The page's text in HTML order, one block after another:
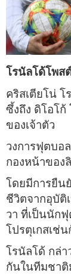
โรนัลโด้โพส
คริสเตียโน่
ซึ้งถึง ดิโอโก้
ของเจ้าตัว
วงการฟุตบอ
กองหน้าของ
โดยมีการยืน
ชีวิตจากอุบัติ
วา ที่เป็นนัก
โปรตุเกสเช่
โรนัลโด้ กล่า
กันในทีมชาติ